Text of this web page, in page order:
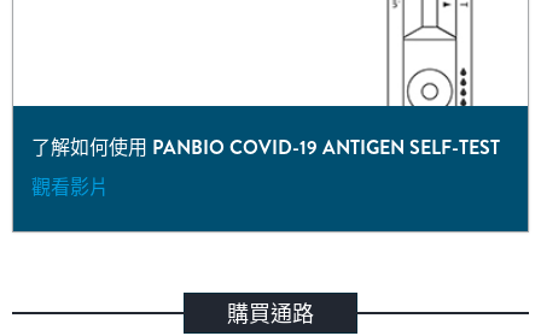
了解如何使用 PANBIO COVID-19 ANTIGEN SELF-TEST
觀看影片
購買通路